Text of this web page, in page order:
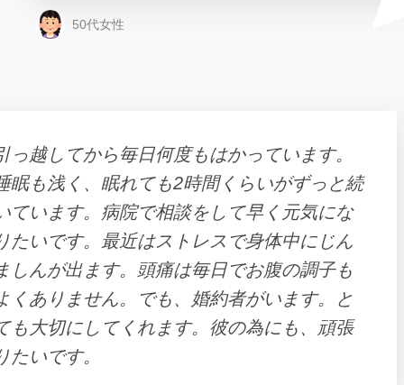
50代女性
っ越してから毎日何度もはかっています。
眠も浅く、眠れても2時間くらいがずっと続
ています。病院で相談をして早く元気にな
たいです。最近はストレスで身体中にじん
しんが出ます。頭痛は毎日でお腹の調子も
くありません。でも、婚約者がいます。と
も大切にしてくれます。彼の為にも、頑張
たいです。